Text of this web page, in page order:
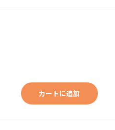
カートに追加